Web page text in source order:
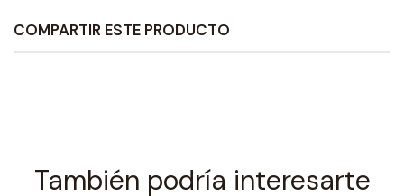
COMPARTIR ESTE PRODUCTO
También podría interesarte